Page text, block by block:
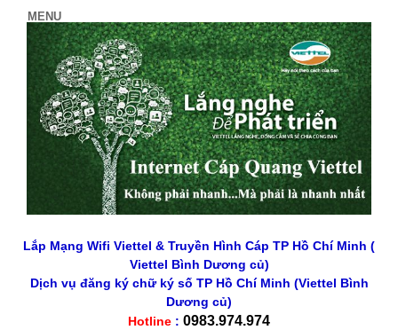
Lắp Mạng Wifi Viettel & Truyền Hình Cáp TP Hồ Chí Minh (
Viettel Bình Dương củ)
Dịch vụ đăng ký chữ ký số TP Hồ Chí Minh (Viettel Bình
Dương củ)
Hotline : 0983.974.974